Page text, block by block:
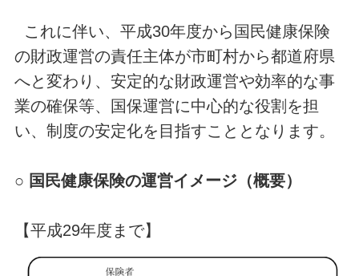
これに伴い、平成30年度から国民健康保険
の財政運営の責任主体が市町村から都道府県
へと変わり、安定的な財政運営や効率的な事
業の確保等、国保運営に中心的な役割を担
い、制度の安定化を目指すこととなります。
○ 国民健康保険の運営イメージ（概要）
【平成29年度まで】